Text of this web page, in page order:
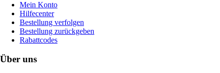
Mein Konto
Hilfecenter
Bestellung verfolgen
Bestellung zurückgeben
Rabattcodes
Über uns